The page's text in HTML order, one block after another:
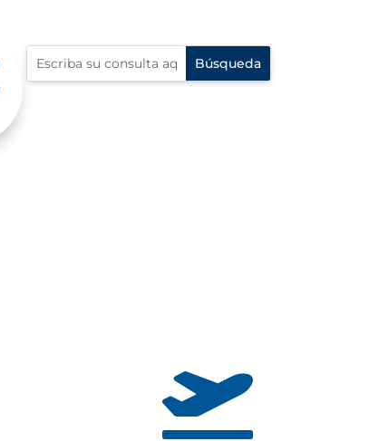
